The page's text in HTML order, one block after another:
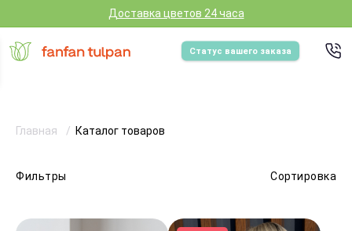
Доставка цветов 24 часа
Статус вашего заказа
Фильтры Сортировка
Главная Каталог товаров